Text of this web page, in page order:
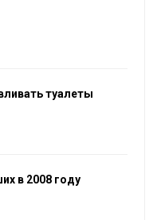
туалеты
в 2008 году